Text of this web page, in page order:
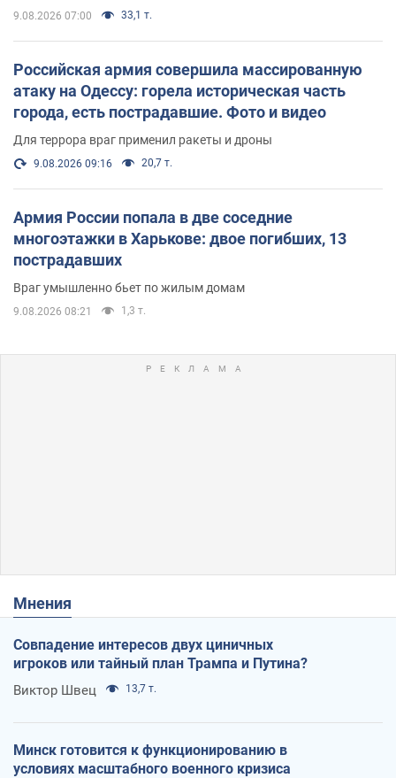
9.08.2026 07:00 33,1 т.
Российская армия совершила массированную
атаку на Одессу: горела историческая часть
города, есть пострадавшие. Фото и видео
Для террора враг применил ракеты и дроны
9.08.2026 09:16 20,7 т.
Армия России попала в две соседние
многоэтажки в Харькове: двое погибших, 13
пострадавших
Враг умышленно бьет по жилым домам
9.08.2026 08:21 1,3 т.
Мнения
Совпадение интересов двух циничных
игроков или тайный план Трампа и Путина?
Виктор Швец 13,7 т.
Минск готовится к функционированию в
условиях масштабного военного кризиса